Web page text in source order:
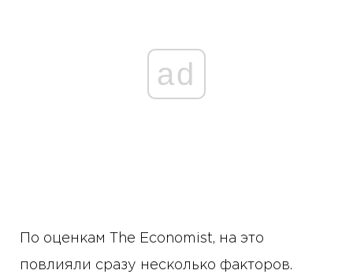
ad
По оценкам The Economist, на это
повлияли сразу несколько факторов.